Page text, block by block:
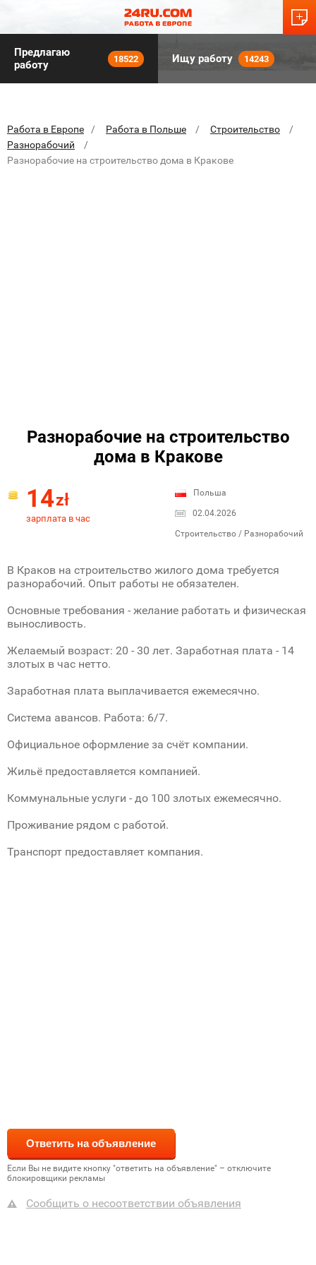
Предлагаю
работу
18522 Ищу работу 14243
Работа в Европе Работа в Польше
Строительство
Разнорабочий
Разнорабочие на строительство дома в Кракове
Разнорабочие на строительство
дома в Кракове
14zł
зарплата в час
Польша
02.04.2026
Строительство / Разнорабочий
В Краков на строительство жилого дома требуется
разнорабочий. Опыт работы не обязателен.
Основные требования - желание работать и физическая
выносливость.
Желаемый возраст: 20 - 30 лет. Заработная плата - 14
злотых в час нетто.
Заработная плата выплачивается ежемесячно.
Система авансов. Работа: 6/7.
Официальное оформление за счёт компании.
Жильё предоставляется компанией.
Коммунальные услуги - до 100 злотых ежемесячно.
Проживание рядом с работой.
Транспорт предоставляет компания.
Если Вы не видите кнопку "ответить на объявление" – отключите
блокировщики рекламы
Сообщить о несоответствии объявления